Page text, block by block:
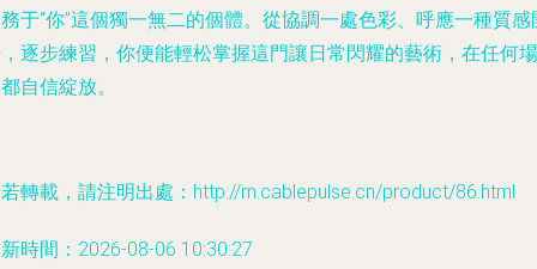
于“你”這個獨一無二的個體。從協調一處色彩、呼應一種質感
逐步練習，你便能輕松掌握這門讓日常閃耀的藝術，在任何場
自信綻放。
轉載，請注明出處：http://m.cablepulse.cn/product/86.html
時間：2026-08-06 10:30:27